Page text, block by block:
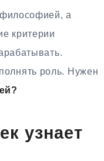
философией, а
критерии
роль. Нужен
узнает